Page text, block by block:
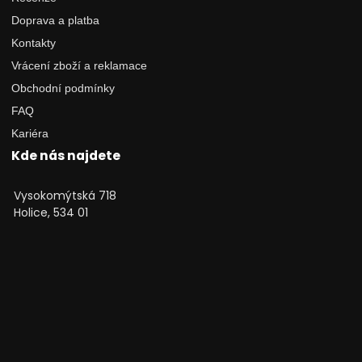
Doprava a platba
Kontakty
Vrácení zboží a reklamace
Obchodní podmínky
FAQ
Kariéra
Kde nás najdete
Vysokomýtská 718
Holice, 534 01